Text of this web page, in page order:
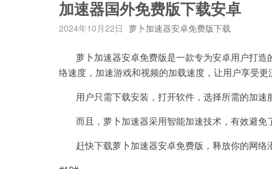
加速器国外免费版下载安卓
2024年10月22日 萝卜加速器安卓免费版下载
萝卜加速器安卓免费版是一款专为安卓用户打造
络速度，加速游戏和视频的加载速度，让用户享受
用户只需下载安装，打开软件，选择所需的加速
而且，萝卜加速器采用智能加速技术，有效避免
赶快下载萝卜加速器安卓免费版，释放你的网络